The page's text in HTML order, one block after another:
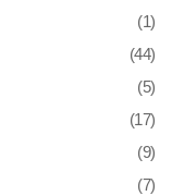
(1)
(44)
(5)
(17)
(9)
(7)